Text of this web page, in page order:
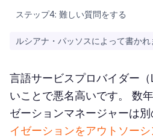
ステップ4: 難しい質問をする
ルシアナ・パッソスによって書かれ
言語サービスプロバイダー
いことで悪名高いです。 数
ゼーションマネージャーは
イゼーションをアウトソー